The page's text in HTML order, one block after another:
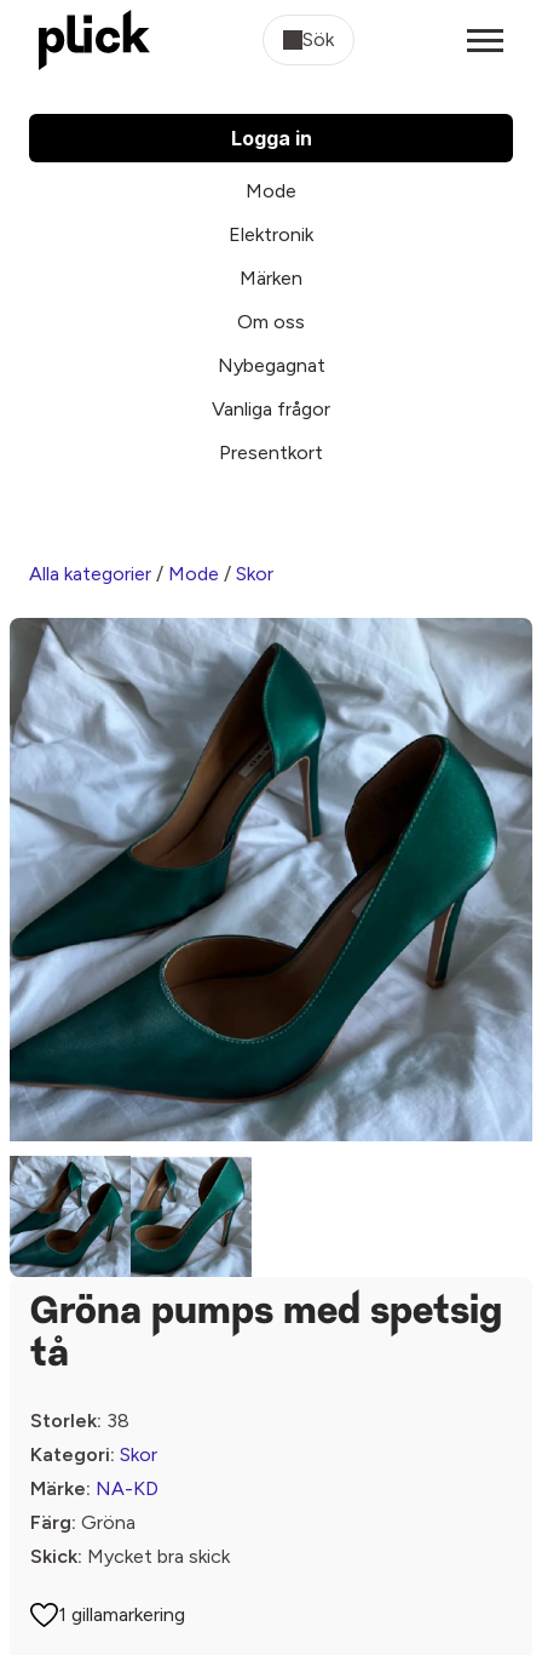
Sök
Logga in
Mode
Elektronik
Märken
Om oss
Nybegagnat
Vanliga frågor
Presentkort
Alla kategorier / Mode / Skor
Gröna pumps med spetsig
tå
Storlek: 38
Kategori: Skor
Märke: NA-KD
Färg: Gröna
Skick: Mycket bra skick
1 gillamarkering